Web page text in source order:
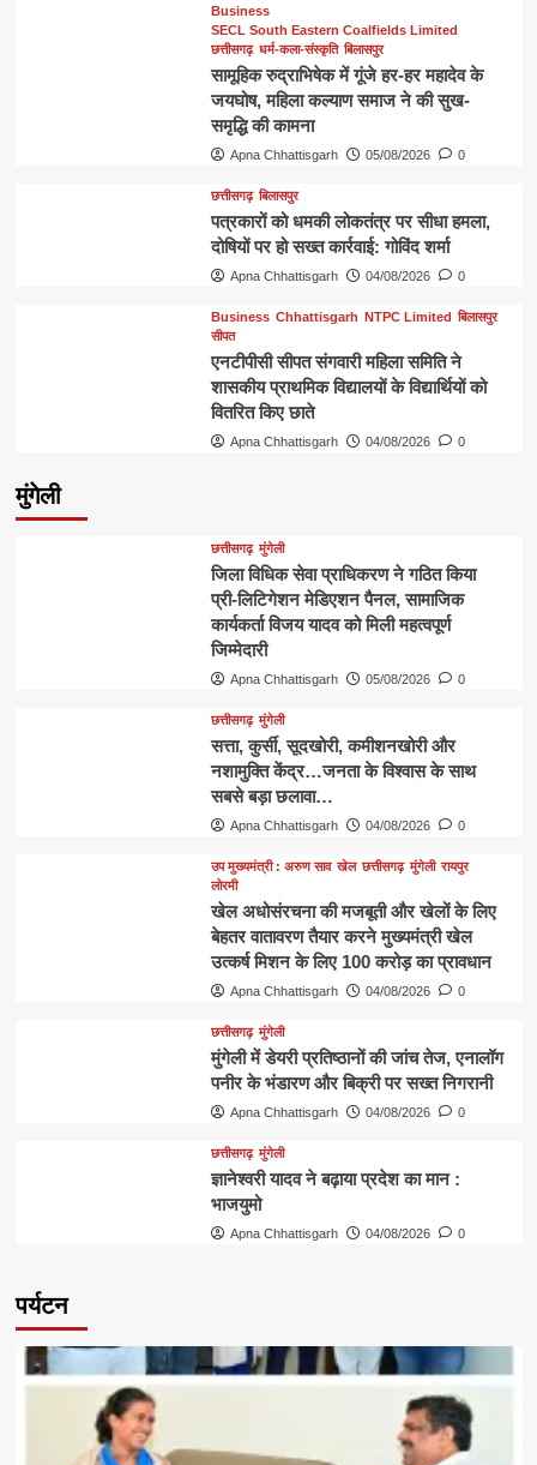
Business
SECL South Eastern Coalfields Limited
छत्तीसगढ़ धर्म-कला-संस्कृति बिलासपुर
सामूहिक रुद्राभिषेक में गूंजे हर-हर महादेव के
जयघोष, महिला कल्याण समाज ने की सुख-
समृद्धि की कामना
Apna Chhattisgarh 05/08/2026 0
छत्तीसगढ़ बिलासपुर
पत्रकारों को धमकी लोकतंत्र पर सीधा हमला,
दोषियों पर हो सख्त कार्रवाई: गोविंद शर्मा
Apna Chhattisgarh 04/08/2026 0
Business Chhattisgarh NTPC Limited बिलासपुर
सीपत
एनटीपीसी सीपत संगवारी महिला समिति ने
शासकीय प्राथमिक विद्यालयों के विद्यार्थियों को
वितरित किए छाते
Apna Chhattisgarh 04/08/2026 0
मुंगेली
छत्तीसगढ़ मुंगेली
जिला विधिक सेवा प्राधिकरण ने गठित किया
प्री-लिटिगेशन मेडिएशन पैनल, सामाजिक
कार्यकर्ता विजय यादव को मिली महत्वपूर्ण
जिम्मेदारी
Apna Chhattisgarh 05/08/2026 0
छत्तीसगढ़ मुंगेली
​सत्ता, कुर्सी, सूदखोरी, कमीशनखोरी और
नशामुक्ति केंद्र…जनता के विश्वास के साथ
सबसे बड़ा छलावा…
Apna Chhattisgarh 04/08/2026 0
उप मुख्यमंत्री : अरुण साव खेल छत्तीसगढ़ मुंगेली रायपुर
लोरमी
खेल अधोसंरचना की मजबूती और खेलों के लिए
बेहतर वातावरण तैयार करने मुख्यमंत्री खेल
उत्कर्ष मिशन के लिए 100 करोड़ का प्रावधान
Apna Chhattisgarh 04/08/2026 0
छत्तीसगढ़ मुंगेली
मुंगेली में डेयरी प्रतिष्ठानों की जांच तेज, एनालॉग
पनीर के भंडारण और बिक्री पर सख्त निगरानी
Apna Chhattisgarh 04/08/2026 0
छत्तीसगढ़ मुंगेली
ज्ञानेश्वरी यादव ने बढ़ाया प्रदेश का मान :
भाजयुमो
Apna Chhattisgarh 04/08/2026 0
पर्यटन